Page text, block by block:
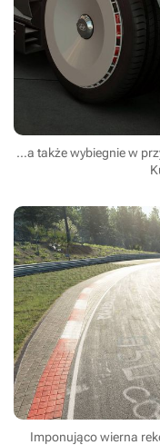
…a także wybiegnie w
Imponująco wierna